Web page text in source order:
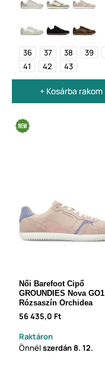
36 37 38 39
41
42 43
+ Kosárba rakom
Női Barefoot Cipő
GROUNDIES Nova GO1
Rózsaszín Orchidea
56 435,0 Ft
Raktáron
Önnélszerdán8. 12.